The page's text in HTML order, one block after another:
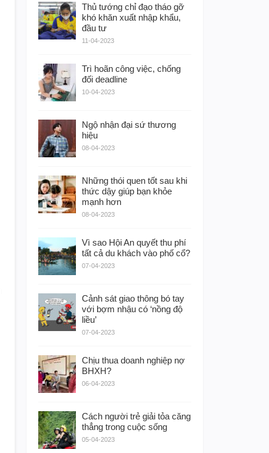
Thủ tướng chỉ đạo tháo gỡ
khó khăn xuất nhập khẩu,
đầu tư
11-04-2023
Trì hoãn công việc, chống
đối deadline
10-04-2023
Ngộ nhận đại sứ thương
hiệu
08-04-2023
Những thói quen tốt sau khi
thức dậy giúp bạn khỏe
mạnh hơn
08-04-2023
Vì sao Hội An quyết thu phí
tất cả du khách vào phố cổ?
07-04-2023
Cảnh sát giao thông bó tay
với bợm nhậu có ‘nồng độ
liều’
07-04-2023
Chịu thua doanh nghiệp nợ
BHXH?
06-04-2023
Cách người trẻ giải tỏa căng
thẳng trong cuộc sống
05-04-2023